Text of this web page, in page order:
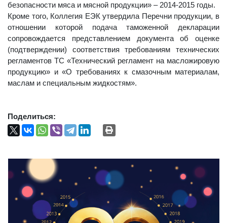
безопасности мяса и мясной продукции» – 2014-2015 годы.
Кроме того, Коллегия ЕЭК утвердила Перечни продукции, в
отношении которой подача таможенной декларации
сопровождается представлением документа об оценке
(подтверждении) соответствия требованиям технических
регламентов ТС «Технический регламент на масложировую
продукцию» и «О требованиях к смазочным материалам,
маслам и специальным жидкостям».
Поделиться: